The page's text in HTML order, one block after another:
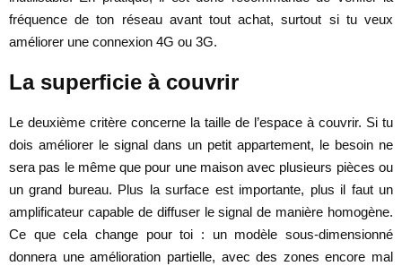
fréquence de ton réseau avant tout achat, surtout si tu veux
améliorer une connexion 4G ou 3G.
La superficie à couvrir
Le deuxième critère concerne la taille de l’espace à couvrir. Si tu
dois améliorer le signal dans un petit appartement, le besoin ne
sera pas le même que pour une maison avec plusieurs pièces ou
un grand bureau. Plus la surface est importante, plus il faut un
amplificateur capable de diffuser le signal de manière homogène.
Ce que cela change pour toi : un modèle sous-dimensionné
donnera une amélioration partielle, avec des zones encore mal